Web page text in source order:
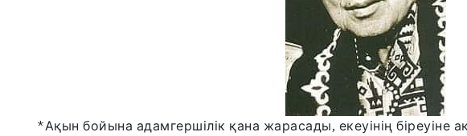
*Ақын бойына адамгершілік қана жарасады, екеуінің біреуіне